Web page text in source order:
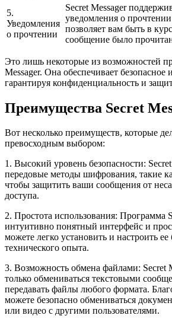
5.
Уведомления
о прочтении
Secret Messager
уведомления о
позволяет вам быть в
сообщение было
Это лишь некоторые из возможностей
Messager. Она обеспечивает безопасное
гарантируя конфиденциальность и
Преимущества Secret
Вот несколько преимуществ, которые
превосходным выбором:
1. Высокий уровень безопасности:
передовые методы шифрования, такие
чтобы защитить ваши сообщения от
доступа.
2. Простота использования: Программа
интуитивно понятный интерфейс и
можете легко установить и настроить ее
технического опыта.
3. Возможность обмена файлами: Secret
только обмениваться текстовыми
передавать файлы любого формата.
можете безопасно обмениваться
или видео с другими пользователями.